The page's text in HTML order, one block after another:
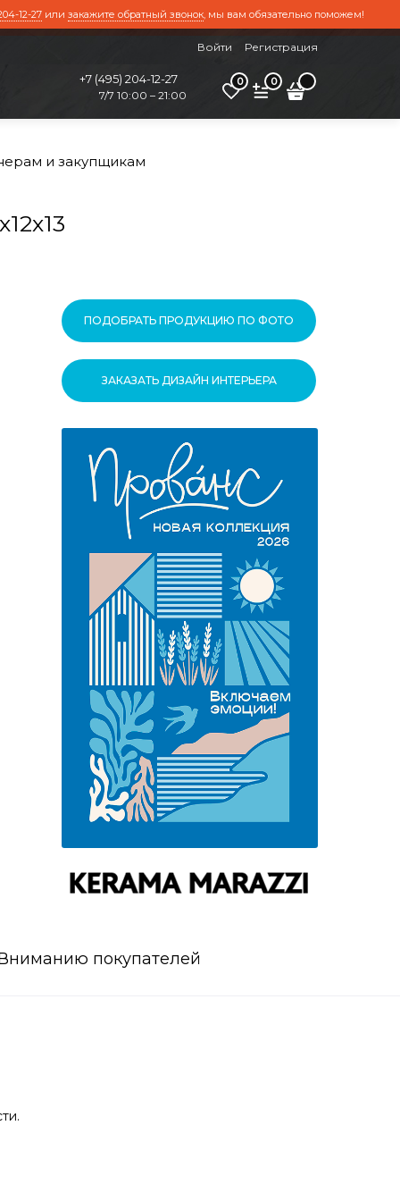
12-27 или закажите обратный звонок, мы вам обязательно поможем!
Войти Регистрация
+7 (495) 204-12-27
7/7 10:00 – 21:00
0 0
и закупщикам
ПОДОБРАТЬ ПРОДУКЦИЮ ПО ФОТО
ЗАКАЗАТЬ ДИЗАЙН ИНТЕРЬЕРА
покупателей